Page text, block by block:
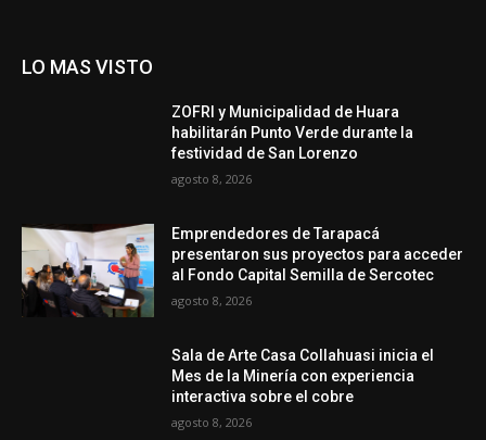
LO MAS VISTO
ZOFRI y Municipalidad de Huara
habilitarán Punto Verde durante la
festividad de San Lorenzo
agosto 8, 2026
Emprendedores de Tarapacá
presentaron sus proyectos para acceder
al Fondo Capital Semilla de Sercotec
agosto 8, 2026
Sala de Arte Casa Collahuasi inicia el
Mes de la Minería con experiencia
interactiva sobre el cobre
agosto 8, 2026